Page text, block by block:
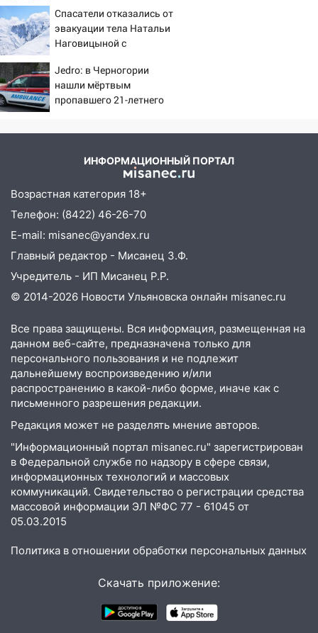
06:00
Четыре года борьбы: ульяновские
юристы помогли женщине засудить УК
за плесень на стенах
05:00
Кому 6 августа звезды сулят
прибыль, а кому — испытания на
прочность
ДТП с мотоциклистом
Мошенники обманули 92-летнюю
жительницу Ульяновской области
19:14
Житель Ульяновской области
подвез троих незнакомцев на трассе и
заработал уголовное дело
18:14 Прогноз погоды на 6 августа в
Ульяновской области
18:00 Мотофристайл, рок и силовой
экстрим: в Ульяновске пройдет
большой фестиваль «Наше время»
17:30 Где есть бензин в Ульяновске 5
августа после рабочего дня: список АЗС
17:05
«Обыск» по видеосвязи: в
сообщницу мошенников
16:12 Едва не перерезал горло: в
Вешкайме посиделки с судимым
знакомым закончились для женщины
больницей
16:06
18-летняя девушка без прав
Ульяновец отдал более 14
миллионов рублей за криминальное
Бондарчука и Исаковой
Спасатели отказались от
эвакуации тела Натальи
Наговицыной с
Jedro: в Черногории
нашли мёртвым
пропавшего 21-летнего
ИНФОРМАЦИОННЫЙ ПОРТАЛ
Возрастная категория 18+
Телефон: (8422) 46-26-70
E-mail: misanec@yandex.ru
Главный редактор - Мисанец З.Ф.
Учредитель - ИП Мисанец Р.Р.
© 2014-2026 Новости Ульяновска онлайн misanec.ru
Все права защищены. Вся информация, размещенная на
данном веб-сайте, предназначена только для
персонального пользования и не подлежит
дальнейшему воспроизведению и/или
распространению в какой-либо форме, иначе как с
письменного разрешения редакции.
Редакция может не разделять мнение авторов.
"Информационный портал misanec.ru" зарегистрирован
в Федеральной службе по надзору в сфере связи,
информационных технологий и массовых
коммуникаций. Свидетельство о регистрации средства
массовой информации ЭЛ №ФС 77 - 61045 от
05.03.2015
Политика в отношении обработки персональных данных
Скачать приложение: